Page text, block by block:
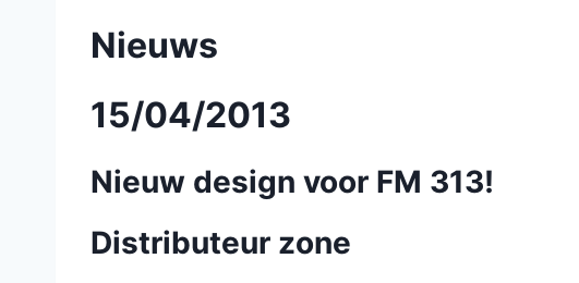
Nieuws
15/04/2013
Nieuw design voor FM 313!
Distributeur zone